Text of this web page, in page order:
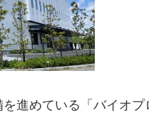
進めている「バイオ